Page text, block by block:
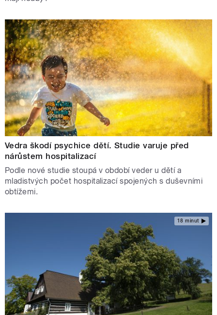
Vedra škodí psychice dětí. Studie varuje před
nárůstem hospitalizací
Podle nové studie stoupá v období veder u dětí a
mladistvých počet hospitalizací spojených s duševními
obtížemi.
18 minut